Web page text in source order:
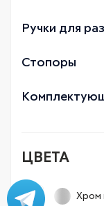
Ручки для
Стопоры
ЦВЕТА
Хром